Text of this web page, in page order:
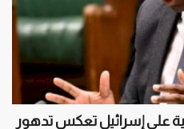
على إسرائيل تعكس تدهور